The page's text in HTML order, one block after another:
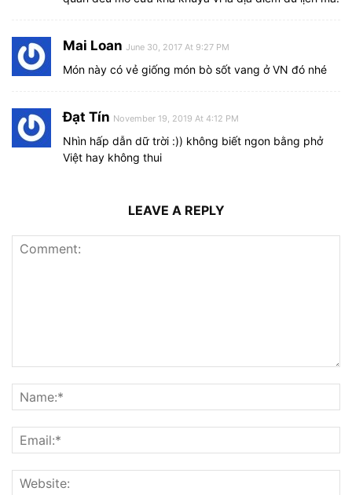
Mai Loan June 30, 2017 At 9:27 PM
Món này có vẻ giống món bò sốt vang ở VN đó nhé
Đạt Tín November 19, 2019 At 4:12 PM
Nhìn hấp dẫn dữ trời :)) không biết ngon bằng phở
Việt hay không thui
LEAVE A REPLY